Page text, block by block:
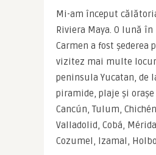
Mi-am început
Riviera Maya. O lună în
Carmen a fost șederea
vizitez mai multe
peninsula Yucatan, de
piramide, plaje și
Cancún, Tulum,
Valladolid, Cobá,
Cozumel, Izamal,